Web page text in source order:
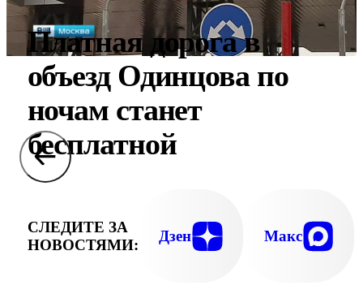
Платная дорога в
объезд Одинцова по
ночам станет
бесплатной
СЛЕДИТЕ ЗА
НОВОСТЯМИ:
Дзен Макс